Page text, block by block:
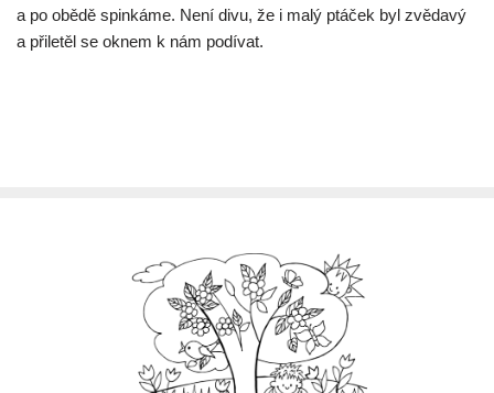
a po obědě spinkáme. Není divu, že i malý ptáček byl zvědavý
a přiletěl se oknem k nám podívat.